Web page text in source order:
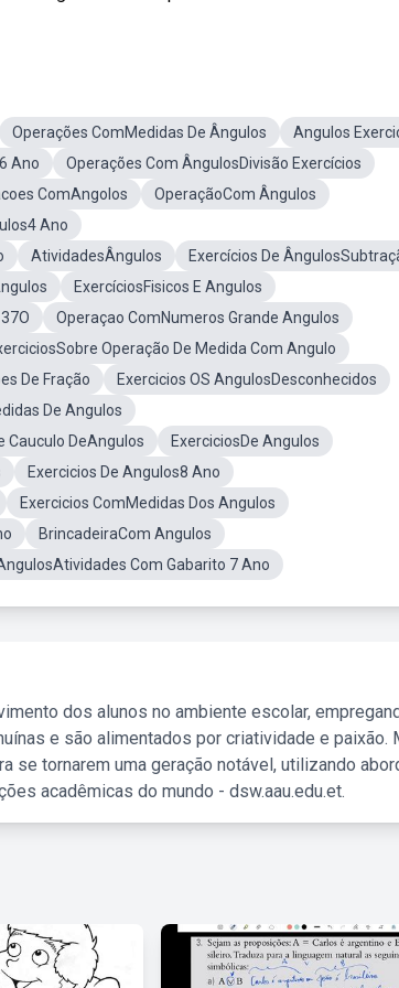
Operações ComMedidas De Ângulos
Angulos
Ano
Operações Com ÂngulosDivisão Exercícios
ComAngolos
OperaçãoCom Ângulos
Ano
AtividadesÂngulos
Exercícios De
ExercíciosFisicos E Angulos
Operaçao ComNumeros Grande Angulos
Operação De Medida Com Angulo
De Fração
Exercicios OS AngulosDesconhecidos
De Angulos
Cauculo DeAngulos
ExerciciosDe Angulos
Exercicios De Angulos8 Ano
Exercicios ComMedidas Dos Angulos
BrincadeiraCom Angulos
Com Gabarito 7 Ano
dos alunos no ambiente escolar,
e são alimentados por criatividade e paixão.
se tornarem uma geração notável, utilizando
acadêmicas do mundo - dsw.aau.edu.et.